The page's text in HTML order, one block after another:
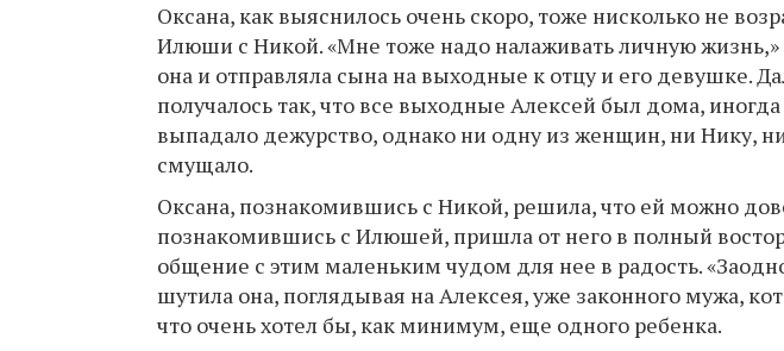
Оксана, как выяснилось очень скоро, тоже нисколько не
Илюши с Никой. «Мне тоже надо налаживать личную
она и отправляла сына на выходные к отцу и его девушке.
получалось так, что все выходные Алексей был дома,
выпадало дежурство, однако ни одну из женщин, ни Нику,
смущало.
Оксана, познакомившись с Никой, решила, что ей можно
познакомившись с Илюшей, пришла от него в полный
общение с этим маленьким чудом для нее в радость.
шутила она, поглядывая на Алексея, уже законного мужа,
что очень хотел бы, как минимум, еще одного ребенка.